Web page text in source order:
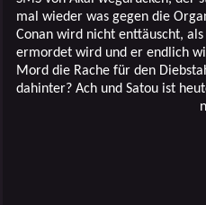
mal wieder was gegen die
Conan wird nicht enttäuscht,
ermordet wird und er endlich
Mord die Rache für den
dahinter? Ach und Satou ist